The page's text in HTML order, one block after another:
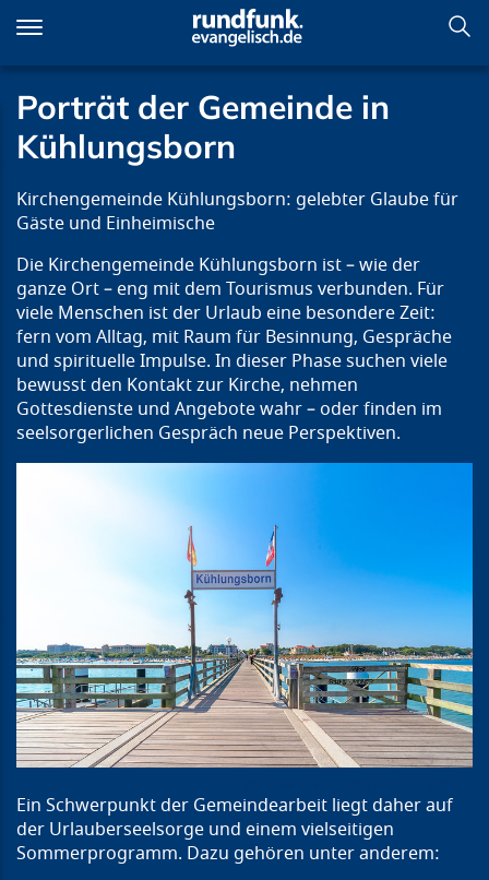
zum
Inhalt
Porträt der Gemeinde in
Kühlungsborn
Kirchengemeinde Kühlungsborn: gelebter Glaube für
Gäste und Einheimische
Die Kirchengemeinde Kühlungsborn ist – wie der
ganze Ort – eng mit dem Tourismus verbunden. Für
viele Menschen ist der Urlaub eine besondere Zeit:
fern vom Alltag, mit Raum für Besinnung, Gespräche
und spirituelle Impulse. In dieser Phase suchen viele
bewusst den Kontakt zur Kirche, nehmen
Gottesdienste und Angebote wahr – oder finden im
seelsorgerlichen Gespräch neue Perspektiven.
Ein Schwerpunkt der Gemeindearbeit liegt daher auf
der Urlauberseelsorge und einem vielseitigen
Sommerprogramm. Dazu gehören unter anderem: